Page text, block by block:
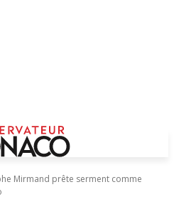
Mirmand prête serment comme